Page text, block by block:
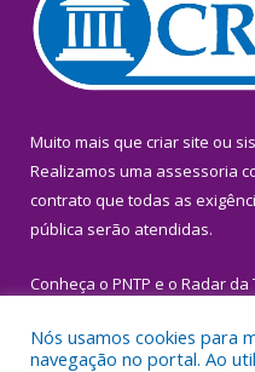
Muito mais que criar site ou
Realizamos uma assessoria
contrato que todas as
pública serão atendidas.
Conheça o PNTP e o Radar da
Nós usamos cookies para
navegação no portal. Ao